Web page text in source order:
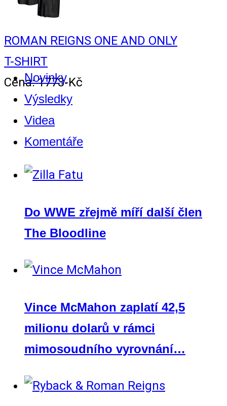
ROMAN REIGNS ONE AND ONLY
T-SHIRT
Cena: 1773-Kč
Novinky
Výsledky
Videa
Komentáře
Do WWE zřejmě míří další člen
The Bloodline
Vince McMahon zaplatí 42,5
milionu dolarů v rámci
mimosoudního vyrovnání…